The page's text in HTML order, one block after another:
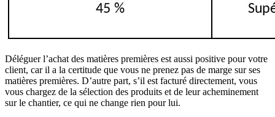
Déléguer l’achat des matières premières est aussi positive pour votre
client, car il a la certitude que vous ne prenez pas de marge sur ses
matières premières. D’autre part, s’il est facturé directement, vous
vous chargez de la sélection des produits et de leur acheminement
sur le chantier, ce qui ne change rien pour lui.